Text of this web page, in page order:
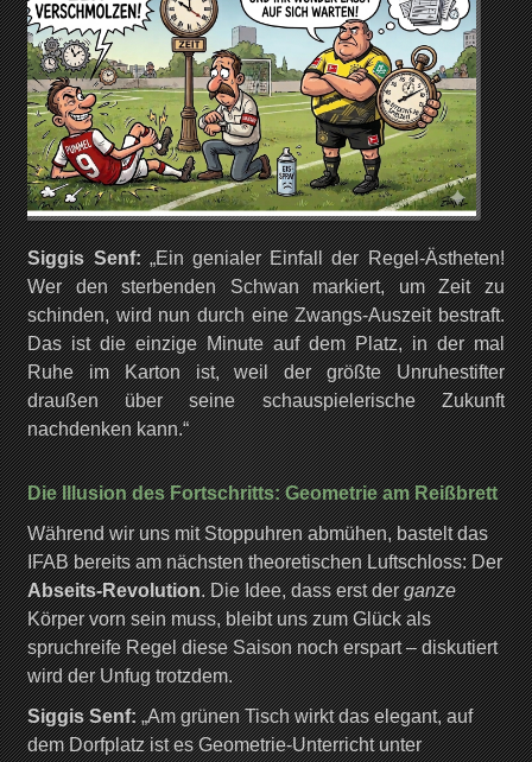
Siggis Senf:„Ein genialer Einfall der Regel-Ästheten!
Wer den sterbenden Schwan markiert, um Zeit zu
schinden, wird nun durch eine Zwangs-Auszeit bestraft.
Das ist die einzige Minute auf dem Platz, in der mal
Ruhe im Karton ist, weil der größte Unruhestifter
draußen über seine schauspielerische Zukunft
nachdenken kann.“
Die Illusion des Fortschritts: Geometrie am Reißbrett
Während wir uns mit Stoppuhren abmühen, bastelt das
IFAB bereits am nächsten theoretischen Luftschloss: Der
Abseits-Revolution. Die Idee, dass erst derganze
Körper vorn sein muss, bleibt uns zum Glück als
spruchreife Regel diese Saison noch erspart – diskutiert
wird der Unfug trotzdem.
Siggis Senf:„Am grünen Tisch wirkt das elegant, auf
dem Dorfplatz ist es Geometrie-Unterricht unter